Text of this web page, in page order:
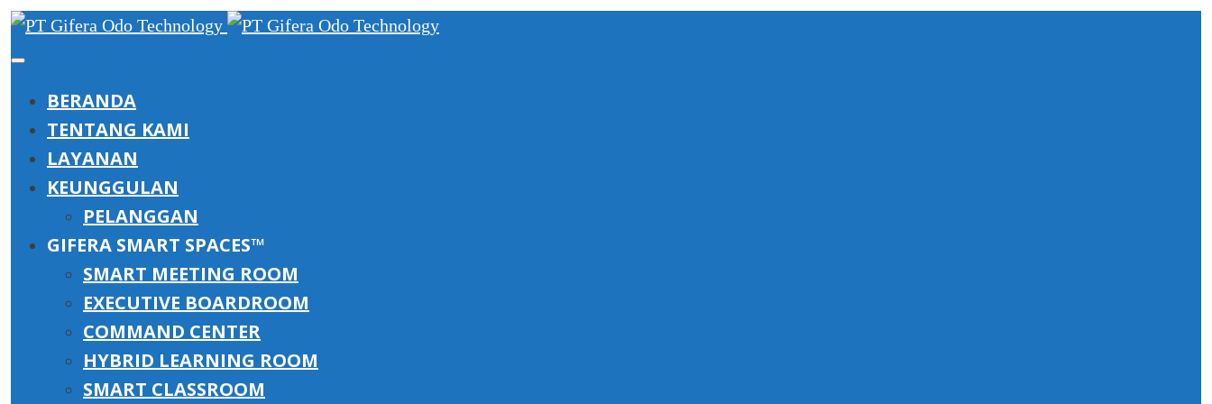
BERANDA
TENTANG KAMI
LAYANAN
KEUNGGULAN
PELANGGAN
GIFERA SMART SPACES™
SMART MEETING ROOM
EXECUTIVE BOARDROOM
COMMAND CENTER
HYBRID LEARNING ROOM
SMART CLASSROOM